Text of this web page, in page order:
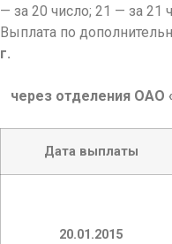
— за 20 число; 21 — за 21
Выплата по
г.
через отделения ОАО
Дата выплаты
20.01.2015